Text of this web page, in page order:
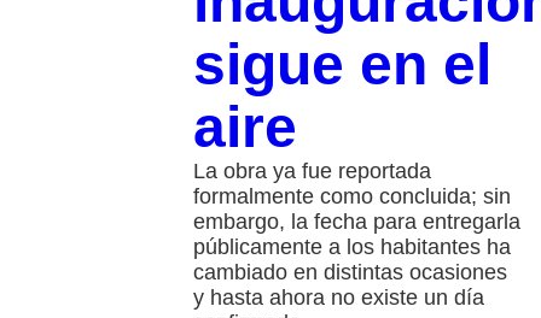
sigue en el
aire
La obra ya fue reportada
formalmente como concluida; sin
embargo, la fecha para entregarla
públicamente a los habitantes ha
cambiado en distintas ocasiones
y hasta ahora no existe un día